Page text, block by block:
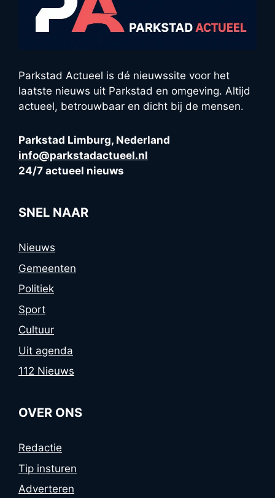
Parkstad Actueel is dé nieuwssite voor het
laatste nieuws uit Parkstad en omgeving. Altijd
actueel, betrouwbaar en dicht bij de mensen.
Parkstad Limburg, Nederland
info@parkstadactueel.nl
24/7 actueel nieuws
SNEL NAAR
Nieuws
Gemeenten
Politiek
Sport
Cultuur
Uit agenda
112 Nieuws
OVER ONS
Redactie
Tip insturen
Adverteren